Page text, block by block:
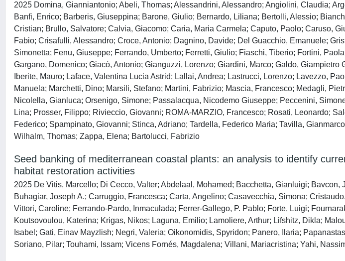
2025 Domina, Gianniantonio; Abeli, Thomas; Alessandrini, Alessandro; Angiolini, Claudia;
Banfi, Enrico; Barberis, Giuseppina; Barone, Giulio; Bernardo, Liliana; Bertolli, Alessio;
Cristian; Brullo, Salvatore; Calvia, Giacomo; Caria, Maria Carmela; Caputo, Paolo; Caruso,
Fabio; Crisafulli, Alessandro; Croce, Antonio; Dagnino, Davide; Del Guacchio, Emanuele;
Simonetta; Fenu, Giuseppe; Ferrando, Umberto; Ferretti, Giulio; Fiaschi, Tiberio; Fortini,
Gargano, Domenico; Giacò, Antonio; Gianguzzi, Lorenzo; Giardini, Marco; Galdo,
Iberite, Mauro; Laface, Valentina Lucia Astrid; Lallai, Andrea; Lastrucci, Lorenzo; Lavezzo,
Manuela; Marchetti, Dino; Marsili, Stefano; Martini, Fabrizio; Mascia, Francesco; Medagli,
Nicolella, Gianluca; Orsenigo, Simone; Passalacqua, Nicodemo Giuseppe; Peccenini,
Lina; Prosser, Filippo; Rivieccio, Giovanni; ROMA-MARZIO, Francesco; Rosati, Leonardo;
Federico; Spampinato, Giovanni; Stinca, Adriano; Tardella, Federico Maria; Tavilla,
Wilhalm, Thomas; Zappa, Elena; Bartolucci, Fabrizio
Seed banking of mediterranean coastal plants: an analysis to identify
habitat restoration activities
2025 De Vitis, Marcello; Di Cecco, Valter; Abdelaal, Mohamed; Bacchetta, Gianluigi;
Buhagiar, Joseph A.; Carruggio, Francesca; Carta, Angelino; Casavecchia, Simona;
Vittori, Caroline; Ferrando-Pardo, Inmaculada; Ferrer-Gallego, P. Pablo; Forte, Luigi;
Koutsovoulou, Katerina; Krigas, Nikos; Laguna, Emilio; Lamoliere, Arthur; Lifshitz, Dikla;
Isabel; Gati, Einav Mayzlish; Negri, Valeria; Oikonomidis, Spyridon; Panero, Ilaria;
Soriano, Pilar; Touhami, Issam; Vicens Fornés, Magdalena; Villani, Mariacristina; Yahi,